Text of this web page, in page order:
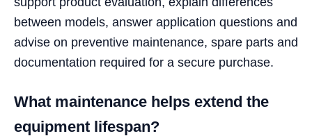
between models, answer application questions and
advise on preventive maintenance, spare parts and
documentation required for a secure purchase.
What maintenance helps extend the
equipment lifespan?